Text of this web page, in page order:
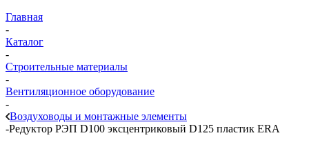
Главная
-
Каталог
-
Строительные материалы
-
Вентиляционное оборудование
-
Воздуховоды и монтажные элементы
-Редуктор РЭП D100 эксцентриковый D125 пластик ERA